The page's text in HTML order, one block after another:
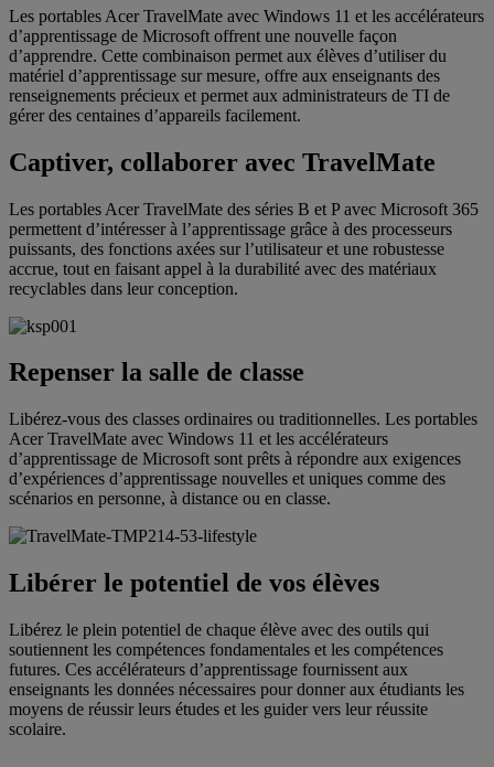
Les portables Acer TravelMate avec Windows 11 et les accélérateurs
d’apprentissage de Microsoft offrent une nouvelle façon
d’apprendre. Cette combinaison permet aux élèves d’utiliser du
matériel d’apprentissage sur mesure, offre aux enseignants des
renseignements précieux et permet aux administrateurs de TI de
gérer des centaines d’appareils facilement.
Captiver, collaborer avec TravelMate
Les portables Acer TravelMate des séries B et P avec Microsoft 365
permettent d’intéresser à l’apprentissage grâce à des processeurs
puissants, des fonctions axées sur l’utilisateur et une robustesse
accrue, tout en faisant appel à la durabilité avec des matériaux
recyclables dans leur conception.
Repenser la salle de classe
Libérez-vous des classes ordinaires ou traditionnelles. Les portables
Acer TravelMate avec Windows 11 et les accélérateurs
d’apprentissage de Microsoft sont prêts à répondre aux exigences
d’expériences d’apprentissage nouvelles et uniques comme des
scénarios en personne, à distance ou en classe.
Libérer le potentiel de vos élèves
Libérez le plein potentiel de chaque élève avec des outils qui
soutiennent les compétences fondamentales et les compétences
futures. Ces accélérateurs d’apprentissage fournissent aux
enseignants les données nécessaires pour donner aux étudiants les
moyens de réussir leurs études et les guider vers leur réussite
scolaire.